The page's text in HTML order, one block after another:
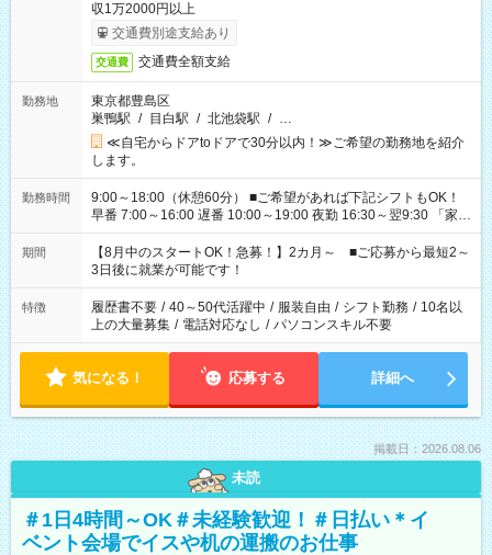
収1万2000円以上
交通費別途支給あり
交通費 交通費全額支給
勤務地
東京都豊島区
巣鴨駅 / 目白駅 / 北池袋駅 / …
≪自宅からドアtoドアで30分以内！≫ご希望の勤務地を紹介
します。
勤務時間
9:00～18:00（休憩60分） ■ご希望があれば下記シフトもOK！
早番 7:00～16:00 遅番 10:00～19:00 夜勤 16:30～翌9:30 「家族
と休みを合わせたい」 「余裕を持って夕飯の準備がしたい」
「できれば残業はしたくない」 など、ご希望を教えてください
ね。 ※Wワーク希望の方へ 今ご覧のお仕事で希望する勤務時間
と、もう1つのお仕事の勤務時間。 合計で週40時間を超える場
合は応募できません。
期間
【8月中のスタートOK！急募！】2カ月～ ■ご応募から最短2～
3日後に就業が可能です！
特徴 履歴書不要 / 40～50代活躍中 / 服装自由 / シフト勤務 / 10名以
上の大量募集 / 電話対応なし / パソコンスキル不要
気になる！ 応募する 詳細へ
掲載日：2026.08.06
未読
＃1日4時間～OK＃未経験歓迎！＃日払い＊イ
ベント会場でイスや机の運搬のお仕事